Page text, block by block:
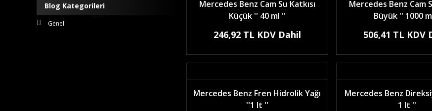
Blog Kategorileri
Genel
Mercedes Benz Cam Su Katkısı
Küçük '' 40 ml ''
246,92 TL KDV Dahil
Mercedes Benz Cam
Büyük '' 1000
506,41 TL KDV
Mercedes Benz Fren Hidrolik Yağı
''1 lt ''
Mercedes Benz
1 lt ''